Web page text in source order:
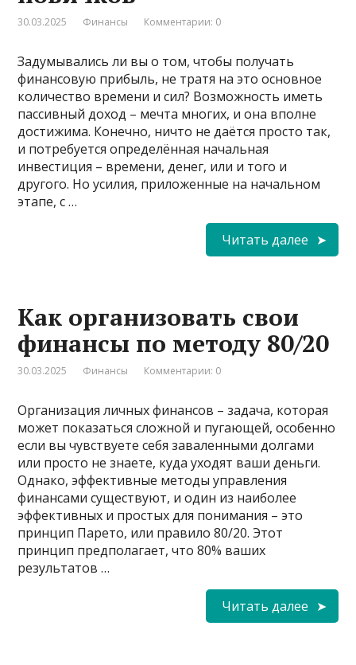
30.03.2025 Финансы Комментарии: 0
Задумывались ли вы о том, чтобы получать
финансовую прибыль, не тратя на это основное
количество времени и сил? Возможность иметь
пассивный доход – мечта многих, и она вполне
достижима. Конечно, ничто не даётся просто так,
и потребуется определённая начальная
инвестиция – времени, денег, или и того и
другого. Но усилия, приложенные на начальном
этапе, с …
Читать далее
Как организовать свои
финансы по методу 80/20
30.03.2025 Финансы Комментарии: 0
Организация личных финансов – задача, которая
может показаться сложной и пугающей, особенно
если вы чувствуете себя заваленными долгами
или просто не знаете, куда уходят ваши деньги.
Однако, эффективные методы управления
финансами существуют, и один из наиболее
эффективных и простых для понимания – это
принцип Парето, или правило 80/20. Этот
принцип предполагает, что 80% ваших
результатов …
Читать далее